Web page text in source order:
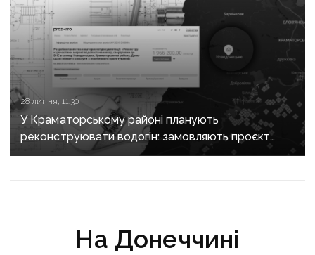
28 липня, 11:30
У Краматорському районі планують
реконструювати водогін: замовляють проєкт
за майже 2 мільйони
На Донеччині